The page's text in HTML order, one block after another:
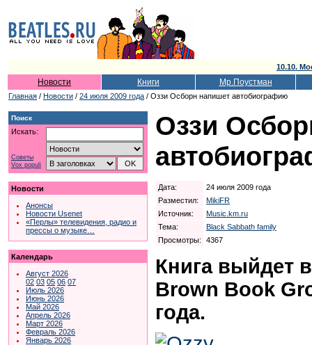
10.10.
Новости Книги Мр.Поустман
Главная / Новости / 24 июля 2009 года / Оззи Осборн напишет автобиографию
Поиск
Искать:
Советы
Vox populi
Новости
Анонсы
Новости Usenet
«Перлы» телевидения, радио и
прессы о музыке…
Календарь
Август 2026
02 03 05 06 07
Июль 2026
Июнь 2026
Май 2026
Апрель 2026
Март 2026
Февраль 2026
Январь 2026
Оззи
Дата:
24 июля 2009 года
Разместил:
MikiFR
Источник:
Music.km.ru
Тема:
Black Sabbath family
Просмотры:
4367
Книга выйдет
Brown Book
года.